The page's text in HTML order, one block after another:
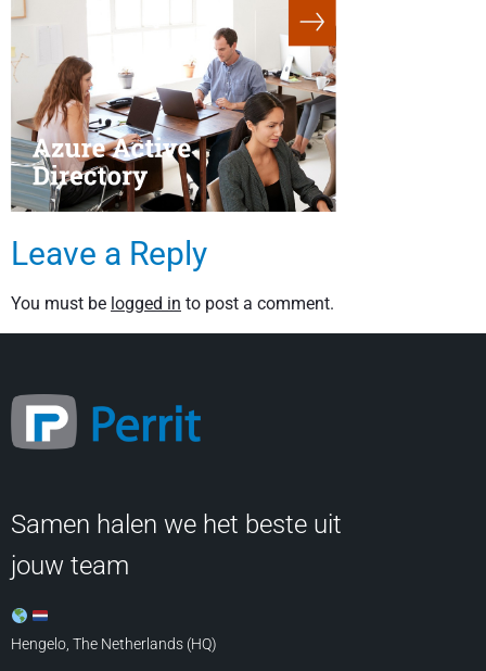
Leave a Reply
You must be logged in to post a comment.
Samen halen we het beste uit
jouw team
Hengelo, The Netherlands (HQ)